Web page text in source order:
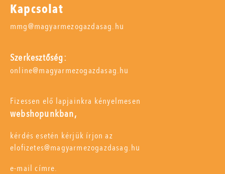
Kapcsolat
mmg@magyarmezogazdasag.hu
Szerkesztőség:
online@magyarmezogazdasag.hu
Fizessen elő lapjainkra kényelmesen
webshopunkban,
kérdés esetén kérjük írjon az
elofizetes@magyarmezogazdasag.hu
e-mail címre.